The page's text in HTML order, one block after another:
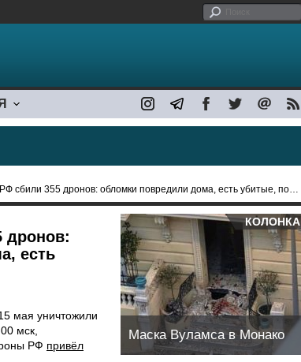
355 дронов: обломки повредили дома, есть убитые, поврежден НПЗ
есть
мая уничтожили
мск,
РФ привёл
КОЛОНКА
Маска Вуламса в Монако